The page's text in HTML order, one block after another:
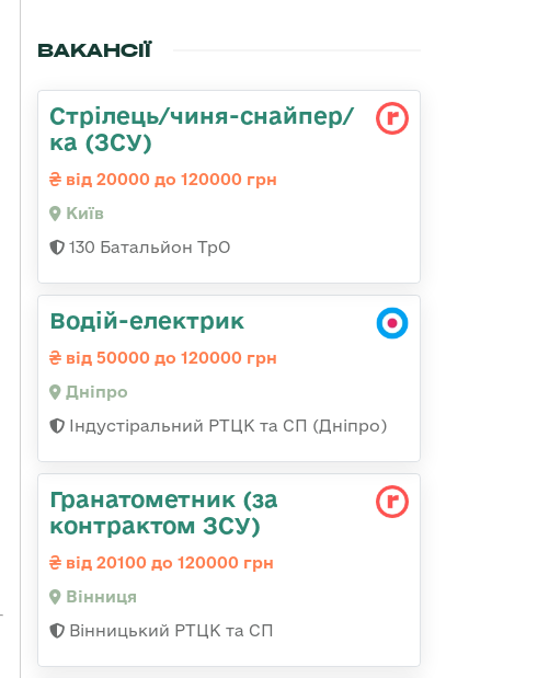
ВАКАНСІЇ
Стрілець/чиня-снайпер/
ка (ЗСУ)
від 20000 до 120000 грн
Київ
130 Батальйон ТрО
Водій-електрик
від 50000 до 120000 грн
Дніпро
Індустіральний РТЦК та СП (Дніпро)
Гранатометник (за
контрактом ЗСУ)
від 20100 до 120000 грн
Вінниця
Вінницький РТЦК та СП